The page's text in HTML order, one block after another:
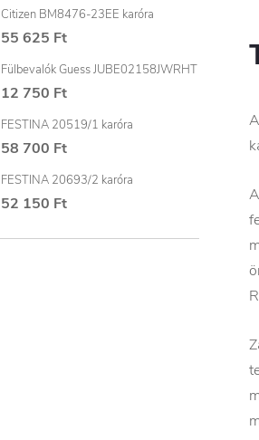
Citizen BM8476-23EE karóra
55 625 Ft
Fülbevalók Guess JUBE02158JWRHT
12 750 Ft
FESTINA 20519/1 karóra
58 700 Ft
FESTINA 20693/2 karóra
52 150 Ft